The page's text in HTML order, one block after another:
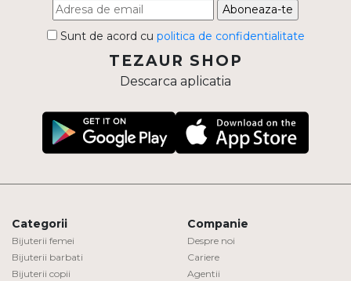
Aboneaza-te
Sunt de acord cu politica de confidentialitate
TEZAUR SHOP
Descarca aplicatia
Categorii
Bijuterii femei
Bijuterii barbati
Bijuterii copii
Companie
Despre noi
Cariere
Agentii